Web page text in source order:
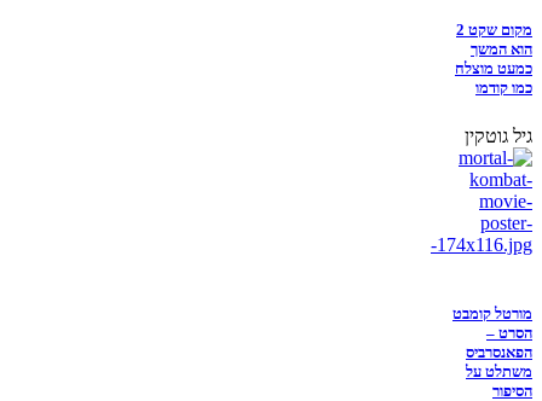
מקום שקט 2
הוא המשך
כמעט מוצלח
כמו קודמו
גיל גוטקין
מורטל קומבט
הסרט –
הפאנסרביס
משתלט על
הסיפור